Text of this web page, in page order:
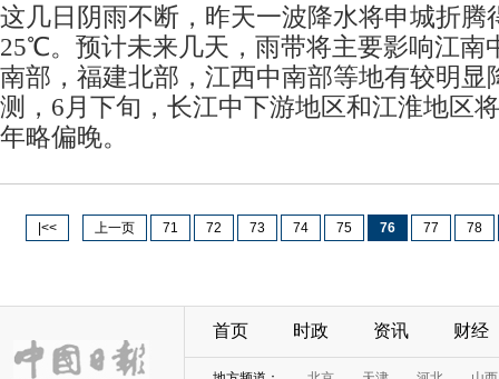
这几日阴雨不断，昨天一波降水将申城折腾
25℃。预计未来几天，雨带将主要影响江南
南部，福建北部，江西中南部等地有较明显
测，6月下旬，长江中下游地区和江淮地区
年略偏晚。
|<< 上一页 71 72 73 74 75 76 77 78
首页 时政 资讯 财经